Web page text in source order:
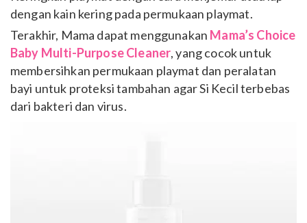
dengan kain kering pada permukaan playmat.
Terakhir, Mama dapat menggunakan Mama’s Choice
Baby Multi-Purpose Cleaner, yang cocok untuk
membersihkan permukaan playmat dan peralatan
bayi untuk proteksi tambahan agar Si Kecil terbebas
dari bakteri dan virus.